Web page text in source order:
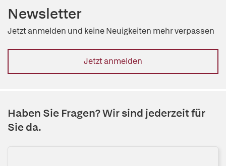
Newsletter
Jetzt anmelden und keine Neuigkeiten mehr verpassen
Jetzt anmelden
Haben Sie Fragen? Wir sind jederzeit für
Sie da.